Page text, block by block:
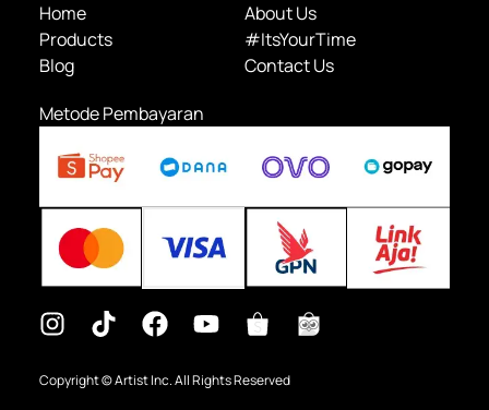
Home
About Us
Products
#ItsYourTime
Blog
Contact Us
Metode Pembayaran
Copyright © Artist Inc. All Rights Reserved